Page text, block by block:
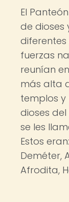
El
de dioses
fuerzas
reunían
más alta
templos y
dioses
se les
Estos
Deméter,
Afrodita,